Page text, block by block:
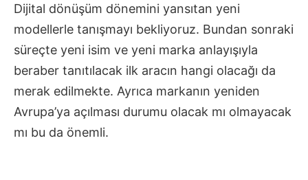
Dijital dönüşüm dönemini yansıtan yeni
modellerle tanışmayı bekliyoruz. Bundan sonraki
süreçte yeni isim ve yeni marka anlayışıyla
beraber tanıtılacak ilk aracın hangi olacağı da
merak edilmekte. Ayrıca markanın yeniden
Avrupa’ya açılması durumu olacak mı olmayacak
mı bu da önemli.